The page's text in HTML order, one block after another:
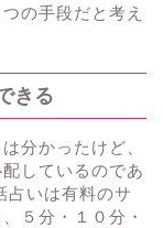
の手段だと考え
きる
分かったけど、
しているのであ
占いは有料のサ
５分・１０分・